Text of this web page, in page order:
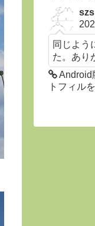
szs
同じよう
た。あり
Android
トフィル